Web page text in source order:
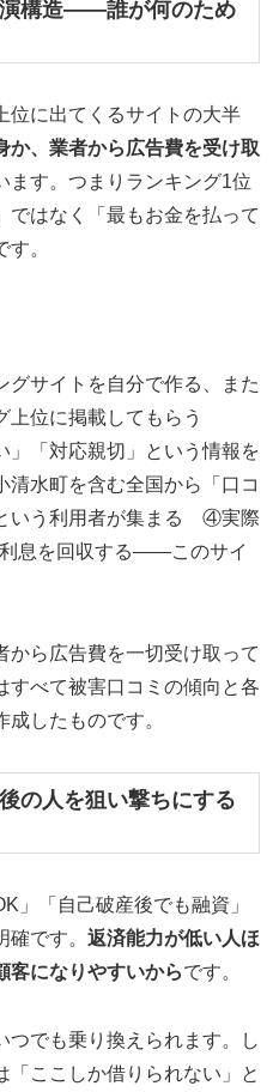
演構造——誰が何のため
位に出てくるサイトの大半
か、業者から広告費を受け取
ます。つまりランキング1位
ではなく「最もお金を払って
。
サイトを自分で作る、また
上位に掲載してもらう
「対応親切」という情報を
水町を含む全国から「口コ
いう利用者が集まる ④実際
息を回収する——このサイ
から広告費を一切受け取って
すべて被害口コミの傾向と各
したものです。
の人を狙い撃ちにする
」「自己破産後でも融資」
です。 返済能力が低い人ほ
客になりやすいからです。
つでも乗り換えられます。し
ここしか借りられない」と